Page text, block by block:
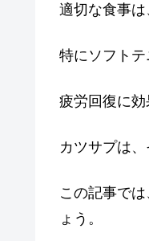
適切な食事
特にソフト
疲労回復に効
カツサプは
この記事で
ょう。